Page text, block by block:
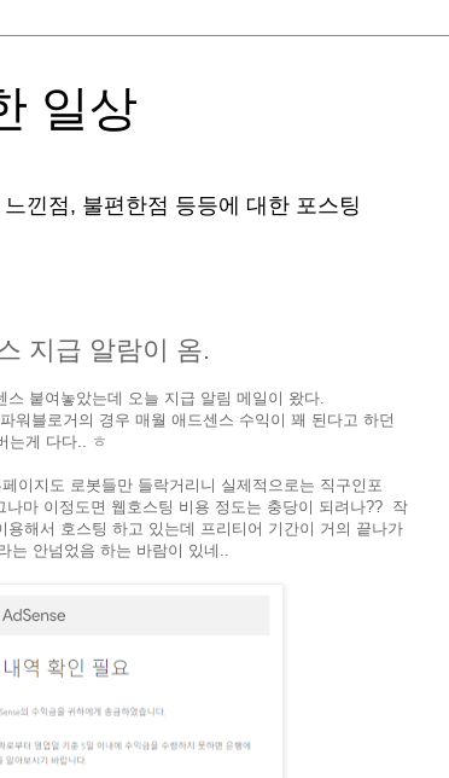
일상
낀점, 불편한점 등등에 대한 포스팅
지급 알람이 옴.
붙여놓았는데 오늘 지급 알림 메일이 왔다.
워블로거의 경우 매월 애드센스 수익이 꽤 된다고 하던
는게 다다.. ㅎ
이지도 로봇들만 들락거리니 실제적으로는 직구인포
마 이정도면 웹호스팅 비용 정도는 충당이 되려나?? 작
용해서 호스팅 하고 있는데 프리티어 기간이 거의 끝나가
는 안넘었음 하는 바람이 있네..